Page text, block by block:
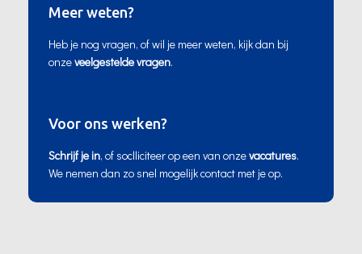
Meer weten?
Heb je nog vragen, of wil je meer weten, kijk dan bij
onzeveelgestelde vragen.
Voor ons werken?
Schrijf je in, of soclliciteer op een van onzevacatures.
We nemen dan zo snel mogelijk contact met je op.